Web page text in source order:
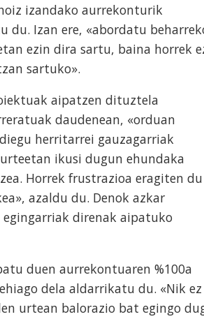
izandako aurrekonturik
du. Izan ere, «abordatu
ezin dira sartu, baina horrek
sartuko».
aipatzen dituztela
daudenean, «orduan
herritarrei gauzagarriak
ikusi dugun ehundaka
Horrek frustrazioa eragiten du
azaldu du. Denok azkar
direnak aipatuko
duen aurrekontuaren %100a
dela aldarrikatu du. «Nik ez
urtean balorazio bat egingo